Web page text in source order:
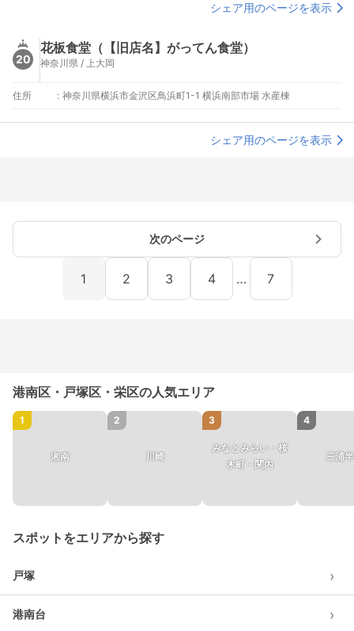
シェア用のページを表示
20
花板食堂（【旧店名】がってん食堂）
神奈川県 / 上大岡
住所 : 神奈川県横浜市金沢区鳥浜町1-1 横浜南部市場 水産棟
シェア用のページを表示
次のページ
1 2 3 4 … 7
港南区・戸塚区・栄区の人気エリア
1
湘南
2
川崎
3
みなとみらい・桜
木町・関内
4
三浦
スポットをエリアから探す
戸塚 ›
港南台 ›